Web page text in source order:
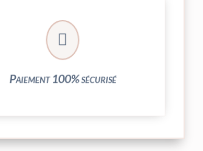

Paiement 100% sécurisé
Vos transactions par carte bancaire sont
entièrement sécurisées grâce au système
crypté de notre partenaire PayPlug.